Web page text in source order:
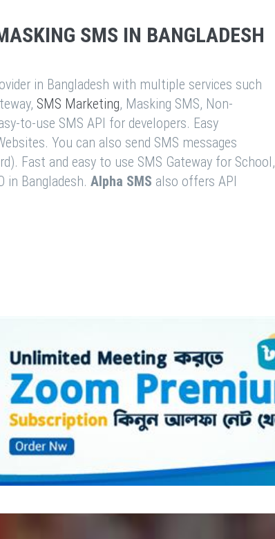
SMS IN BANGLADESH
in Bangladesh with multiple services such
SMS Marketing, Masking SMS, Non-
to-use SMS API for developers. Easy
You can also send SMS messages
Fast and easy to use SMS Gateway for School,
in Bangladesh. Alpha SMS also offers API